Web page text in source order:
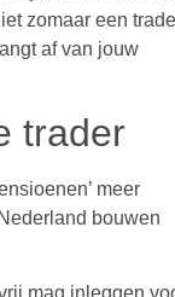
zomaar een
af van jouw
trader
meer
bouwen